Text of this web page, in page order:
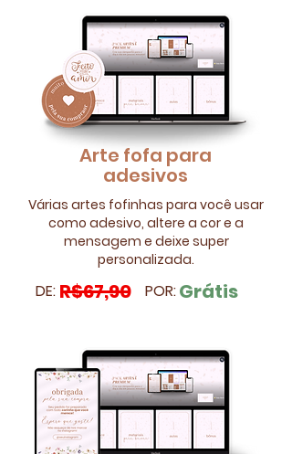
Arte fofa para
adesivos
​Várias artes fofinhas para você usar
como adesivo, altere a cor e a
mensagem e deixe super
personalizada.
DE: R$67,90 POR:Grátis